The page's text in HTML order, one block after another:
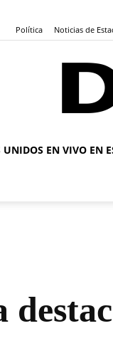
Política Noticias de
UNIDOS EN VIVO EN